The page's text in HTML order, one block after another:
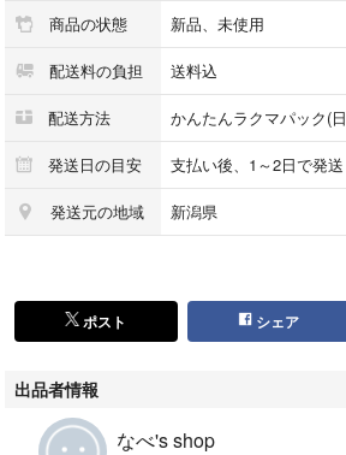
商品の状態 新品、未使用
配送料の負担 送料込
配送方法 かんたんラクマパック(
発送日の目安 支払い後、1～2日で発送
発送元の地域 新潟県
ポスト シェア
出品者情報
なべ's shop